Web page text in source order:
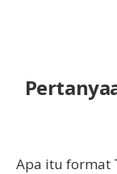
Apa itu format